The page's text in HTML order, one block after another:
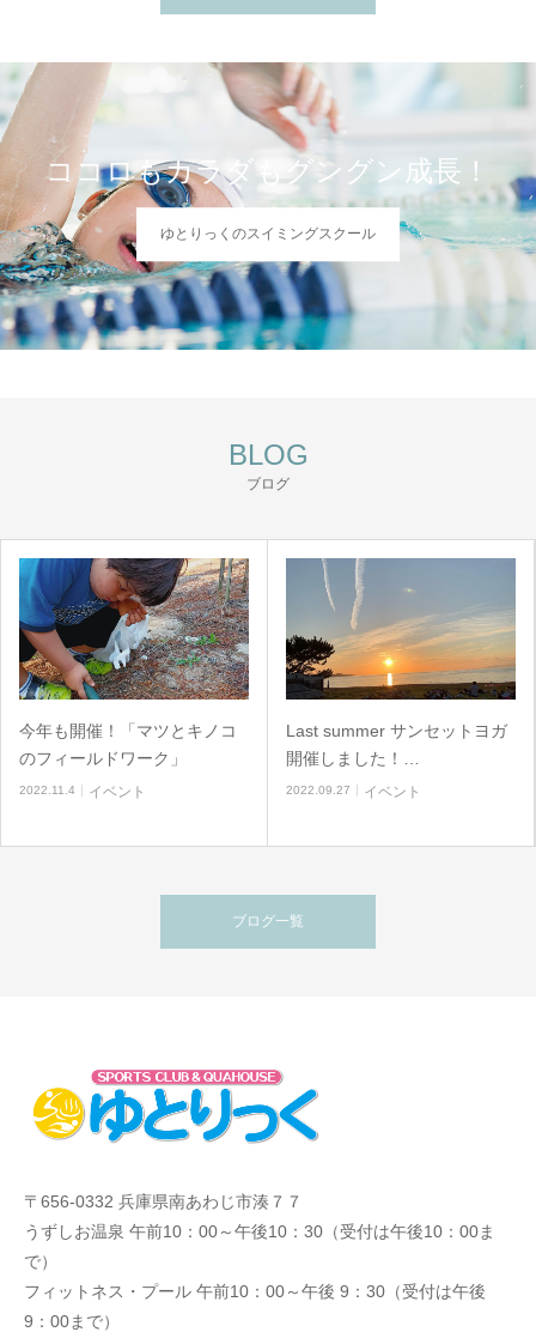
ココロもカラダもグングン成長！
ゆとりっくのスイミングスクール
BLOG
ブログ
今年も開催！「マツとキノコ
のフィールドワーク」
2022.11.4 イベント
Last summer サンセットヨガ
開催しました！…
2022.09.27 イベント
ブログ一覧
〒656-0332 兵庫県南あわじ市湊７７
うずしお温泉 午前10：00～午後10：30（受付は午後10：00ま
で）
フィットネス・プール 午前10：00～午後 9：30（受付は午後
9：00まで）